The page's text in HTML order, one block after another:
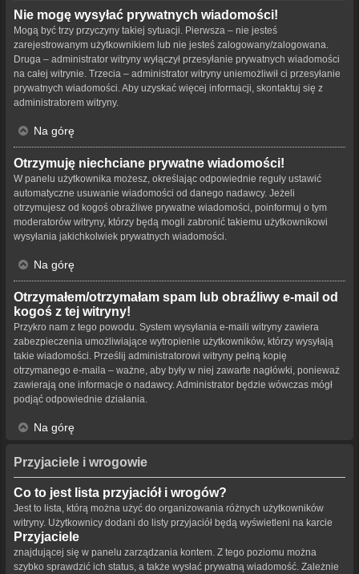
Nie mogę wysyłać prywatnych wiadomości!
Mogą być trzy przyczyny takiej sytuacji. Pierwsza – nie jesteś
zarejestrowanym użytkownikiem lub nie jesteś zalogowany/zalogowana.
Druga – administrator witryny wyłączył przesyłanie prywatnych wiadomości
na całej witrynie. Trzecia – administrator witryny uniemożliwił ci przesyłanie
prywatnych wiadomości. Aby uzyskać więcej informacji, skontaktuj się z
administratorem witryny.
Na górę
Otrzymuję niechciane prywatne wiadomości!
W panelu użytkownika możesz, określając odpowiednie reguły ustawić
automatyczne usuwanie wiadomości od danego nadawcy. Jeżeli
otrzymujesz od kogoś obraźliwe prywatne wiadomości, poinformuj o tym
moderatorów witryny, którzy będą mogli zabronić takiemu użytkownikowi
wysyłania jakichkolwiek prywatnych wiadomości.
Na górę
Otrzymałem/otrzymałam spam lub obraźliwy e-mail od
kogoś z tej witryny!
Przykro nam z tego powodu. System wysyłania e-maili witryny zawiera
zabezpieczenia umożliwiające wytropienie użytkowników, którzy wysyłają
takie wiadomości. Prześlij administratorowi witryny pełną kopię
otrzymanego e-maila – ważne, aby były w niej zawarte nagłówki, ponieważ
zawierają one informacje o nadawcy. Administrator będzie wówczas mógł
podjąć odpowiednie działania.
Na górę
Przyjaciele i wrogowie
Co to jest lista przyjaciół i wrogów?
Jest to lista, którą można użyć do organizowania różnych użytkowników
witryny. Użytkownicy dodani do listy przyjaciół będą wyświetleni na karcie
Przyjaciele
znajdującej się w panelu zarządzania kontem. Z tego poziomu można
szybko sprawdzić ich status, a także wysłać prywatną wiadomość. Zależnie